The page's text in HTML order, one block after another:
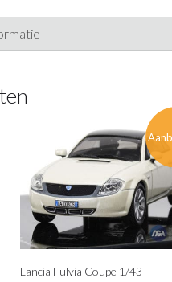
Lancia Fulvia Coupe 1/43